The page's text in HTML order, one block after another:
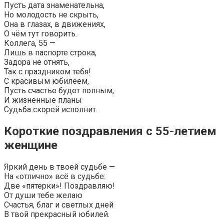
Пусть дата знаменательна,
Но молодость не скрыть,
Она в глазах, в движениях,
О чём тут говорить.
Коллега, 55 —
Лишь в паспорте строка,
Задора не отнять,
Так с праздником тебя!
С красивым юбилеем,
Пусть счастье будет полным,
И жизненные планы
Судьба скорей исполнит.
Короткие поздравления с 55-летием
женщине
Яркий день в твоей судьбе —
На «отлично» всё в судьбе:
Две «пятерки»! Поздравляю!
От души тебе желаю
Счастья, благ и светлых дней
В твой прекрасный юбилей.